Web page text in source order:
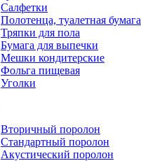
Салфетки
Полотенца, туалетная бумага
Тряпки для пола
Бумага для выпечки
Мешки кондитерские
Фольга пищевая
Уголки
Вторичный поролон
Стандартный поролон
Акустический поролон